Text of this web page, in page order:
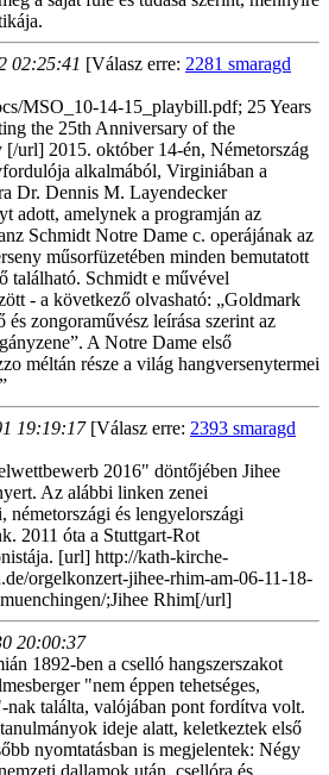
02:25:41 [Válasz erre: 2281 smaragd
MSO_10-14-15_playbill.pdf; 25 Years
the 25th Anniversary of the
url] 2015. október 14-én, Németország
alkalmából, Virginiában a
Dr. Dennis M. Layendecker
adott, amelynek a programján az
Schmidt Notre Dame c. operájának az
műsorfüzetében minden bemutatott
található. Schmidt e művével
- a következő olvasható: „Goldmark
zongoraművész leírása szerint az
A Notre Dame első
méltán része a világ hangversenytermei
19:19:17[Válasz erre: 2393 smaragd
2016" döntőjében Jihee
Az alábbi linken zenei
és lengyelországi
2011 óta a Stuttgart-Rot
[url] http://kath-kirche-
orgelkonzert-jihee-rhim-am-06-11-18-
;Jihee Rhim[/url]
20:00:37
1892-ben a cselló hangszerszakot
"nem éppen tehetséges,
nak találta, valójában pont fordítva volt.
ideje alatt, keletkeztek első
nyomtatásban is megjelentek: Négy
dallamok után, csellóra és